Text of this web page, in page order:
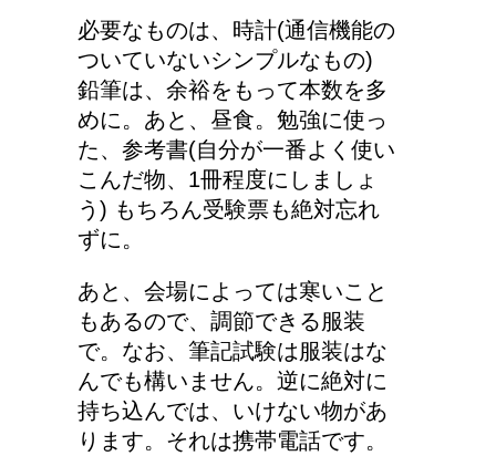
必要なものは、時計(通信機能の
ついていないシンプルなもの)
鉛筆は、余裕をもって本数を多
めに。あと、昼食。勉強に使っ
た、参考書(自分が一番よく使い
こんだ物、1冊程度にしましょ
う) もちろん受験票も絶対忘れ
ずに。
あと、会場によっては寒いこと
もあるので、調節できる服装
で。なお、筆記試験は服装はな
んでも構いません。逆に絶対に
持ち込んでは、いけない物があ
ります。それは携帯電話です。